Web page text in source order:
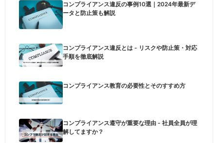
コンプライアンス違反の事例10選｜2024年最新デ
ータと防止策も解説
コンプライアンス違反とは - リスクや防止策・対応
手順を徹底解説
コンプライアンス教育の必要性とそのすすめ方
コンプライアンス遵守が重要な理由 - 社員全員が理
解してますか？